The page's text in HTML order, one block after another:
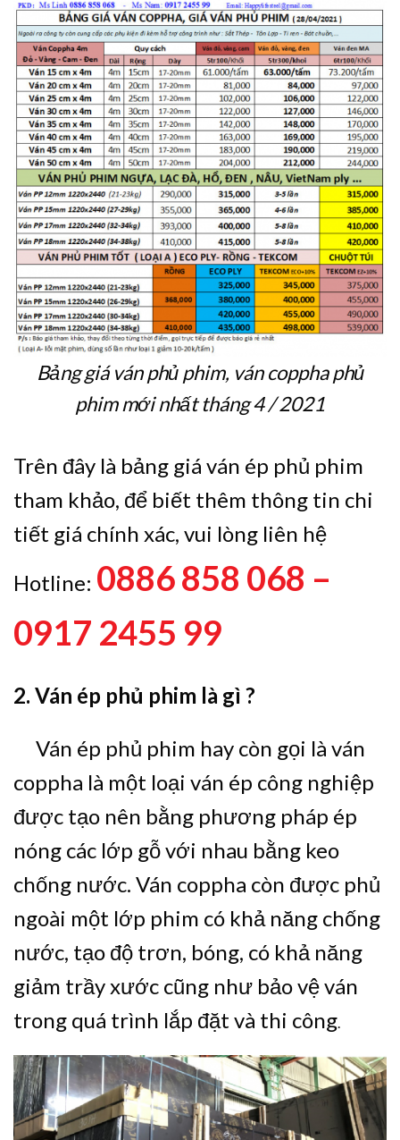
Bảng giá ván phủ phim, ván coppha phủ
phim mới nhất tháng 4 / 2021
Trên đây là bảng giá ván ép phủ phim
tham khảo, để biết thêm thông tin chi
tiết giá chính xác, vui lòng liên hệ
Hotline: 0886 858 068 –
0917 2455 99
2. Ván ép phủ phim là gì ?
Ván ép phủ phim hay còn gọi là ván
coppha là một loại ván ép công nghiệp
được tạo nên bằng phương pháp ép
nóng các lớp gỗ với nhau bằng keo
chống nước. Ván coppha còn được phủ
ngoài một lớp phim có khả năng chống
nước, tạo độ trơn, bóng, có khả năng
giảm trầy xước cũng như bảo vệ ván
trong quá trình lắp đặt và thi công